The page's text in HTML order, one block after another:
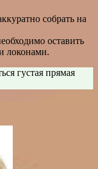
собрать на
оставить
локонами.
густая прямая